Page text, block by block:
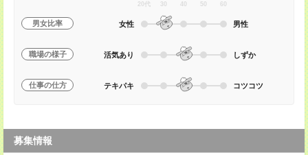
20代 30 40 50 60
男女比率 女性 男性
職場の様子 活気あり しずか
仕事の仕方 テキパキ コツコツ
募集情報